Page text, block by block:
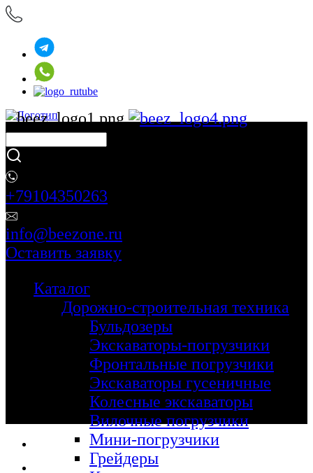
+79104350263
info@beezone.ru
Оставить заявку
Каталог
Дорожно-строительная техника
Бульдозеры
Экскаваторы-погрузчики
Фронтальные погрузчики
Экскаваторы гусеничные
Колесные экскаваторы
Вилочные погрузчики
Мини-погрузчики
Грейдеры